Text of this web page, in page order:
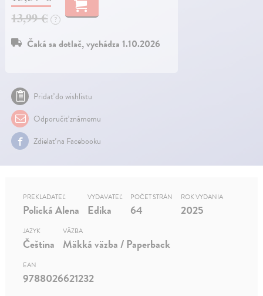
13,99 € ?
Čaká sa dotlač, vychádza 1.10.2026
Pridať do wishlistu
Odporučiť známemu
Zdielať na Facebooku
PREKLADATEĽ
Polická Alena
VYDAVATEĽ
Edika
POČET STRÁN
64
ROK VYDANIA
2025
JAZYK
Čeština
VÄZBA
Mäkká väzba / Paperback
EAN
9788026621232